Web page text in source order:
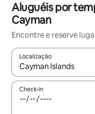
Aluguéis por
Cayman
Encontre e reserve
Localização
Quando os resultados
Check-in